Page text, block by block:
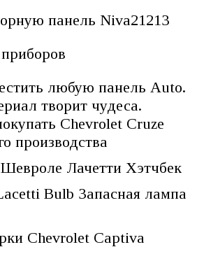
панель Niva21213
любую панель Auto.
творит чудеса.
Chevrolet Cruze
производства
Лачетти Хэтчбек
Bulb Запасная лампа
Chevrolet Captiva